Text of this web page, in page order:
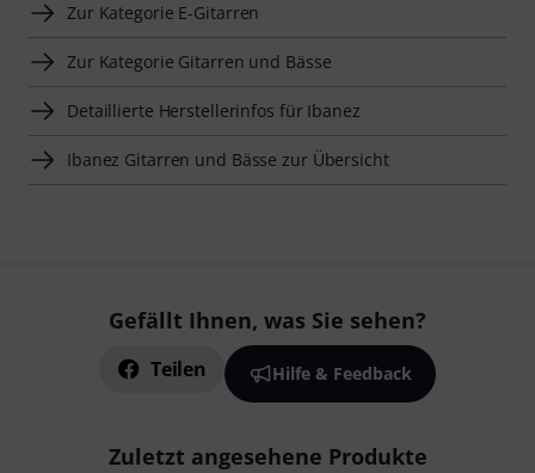
Zur Kategorie E-Gitarren
Zur Kategorie Gitarren und Bässe
Detaillierte Herstellerinfos für Ibanez
Ibanez Gitarren und Bässe zur Übersicht
Gefällt Ihnen, was Sie sehen?
Teilen Hilfe & Feedback
Zuletzt angesehene Produkte